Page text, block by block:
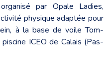
par Opale Ladies,
physique adaptée pour
à la base de voile Tom-
ICEO de Calais (Pas-